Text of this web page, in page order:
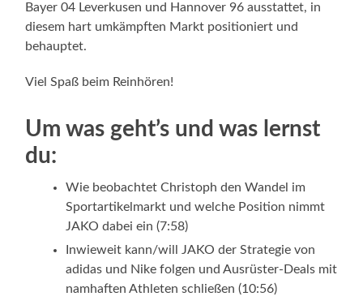
Bayer 04 Leverkusen und Hannover 96 ausstattet, in
diesem hart umkämpften Markt positioniert und
behauptet.
Viel Spaß beim Reinhören!
Um was geht’s und was lernst
du:
Wie beobachtet Christoph den Wandel im
Sportartikelmarkt und welche Position nimmt
JAKO dabei ein (7:58)
Inwieweit kann/will JAKO der Strategie von
adidas und Nike folgen und Ausrüster-Deals mit
namhaften Athleten schließen (10:56)